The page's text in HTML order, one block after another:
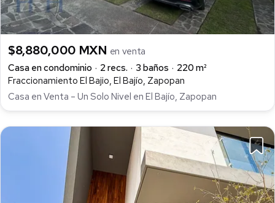
$8,880,000 MXN en venta
Casa en condominio
2 recs. 3 baños
220 m²
Fraccionamiento El Bajio, El Bajío, Zapopan
Casa en Venta – Un Solo Nivel en El Bajío, Zapopan